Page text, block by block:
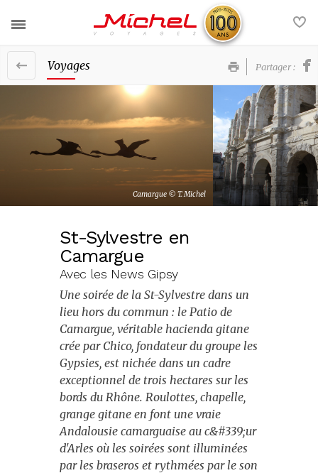
Nos voyages
France
Europe
Afrique et Moyen-Orient
Asie et Océanie
Evènements
Escapades citadines
Croisières fluviales
Croisières maritimes
Journées
Actualités
Voyages groupe
La société
Voyages Partager :
Camargue © T. Michel
St-Sylvestre en
Camargue
Avec les News Gipsy
Une soirée de la St-Sylvestre dans un
lieu hors du commun : le Patio de
Camargue, véritable hacienda gitane
crée par Chico, fondateur du groupe les
Gypsies, est nichée dans un cadre
exceptionnel de trois hectares sur les
bords du Rhône. Roulottes, chapelle,
grange gitane en font une vraie
Andalousie camarguaise au c&#339;ur
d'Arles où les soirées sont illuminées
par les braseros et rythmées par le son